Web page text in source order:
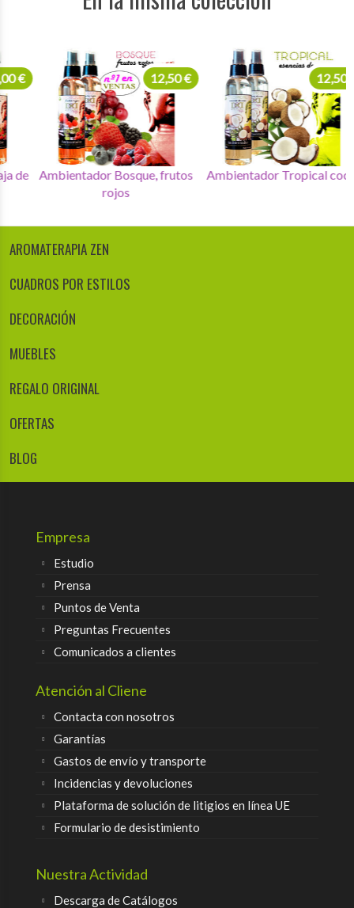
Ambientadores delier caja de
12 unidades
144,00 €
Ambientador Bosque, frutos
12,50 €
AROMATERAPIA ZEN
CUADROS POR ESTILOS
DECORACIÓN
MUEBLES
REGALO ORIGINAL
OFERTAS
BLOG
Empresa
Estudio
Prensa
Puntos de Venta
Preguntas Frecuentes
Comunicados a clientes
Atención al Cliene
Contacta con nosotros
Garantías
Gastos de envío y transporte
Incidencias y devoluciones
Plataforma de solución de litigios en línea UE
Formulario de desistimiento
Nuestra Actividad
Descarga de Catálogos